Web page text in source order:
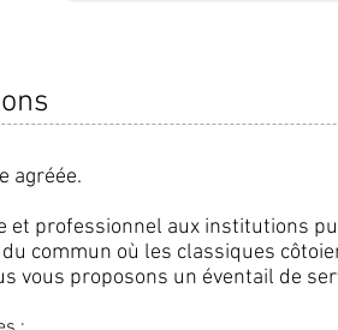
agréée.
et professionnel aux institutions
commun où les classiques
vous proposons un éventail de